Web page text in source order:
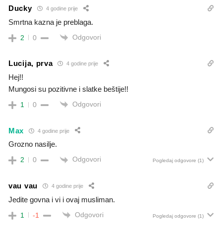
Ducky 4 godine prije
Smrtna kazna je preblaga.
2 0 Odgovori
Lucija, prva 4 godine prije
Hej!!
Mungosi su pozitivne i slatke beštije!!
1 0 Odgovori
Max 4 godine prije
Grozno nasilje.
2 0 Odgovori Pogledaj odgovore (1)
vau vau 4 godine prije
Jedite govna i vi i ovaj musliman.
1 -1 Odgovori Pogledaj odgovore (1)